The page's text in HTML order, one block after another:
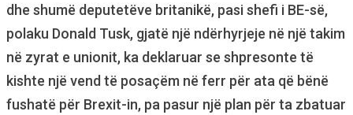
dhe shumë deputetëve britanikë, pasi shefi i BE-së,
polaku Donald Tusk, gjatë një ndërhyrjeje në një takim
në zyrat e unionit, ka deklaruar se shpresonte të
kishte një vend të posaçëm në ferr për ata që bënë
fushatë për Brexit-in, pa pasur një plan për ta zbatuar